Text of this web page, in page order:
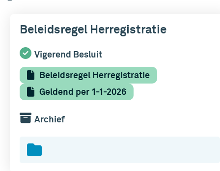
Beleidsregel Herregistratie
Vigerend Besluit
Beleidsregel Herregistratie
Geldend per 1-1-2026
Archief